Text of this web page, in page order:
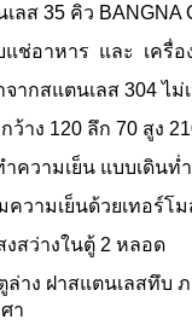
ลส 35 คิว BANGNA
แช่อาหาร และ เครื่อ
จากสแตนเลส 304 ไม่
ว้าง 120 ลึก 70 สูง
ำความเย็น แบบเดินท่
ความเย็นด้วยเทอร์โ
งสว่างในตู้ 2 หลอด
ล่าง ฝาสแตนเลสทึบ
า